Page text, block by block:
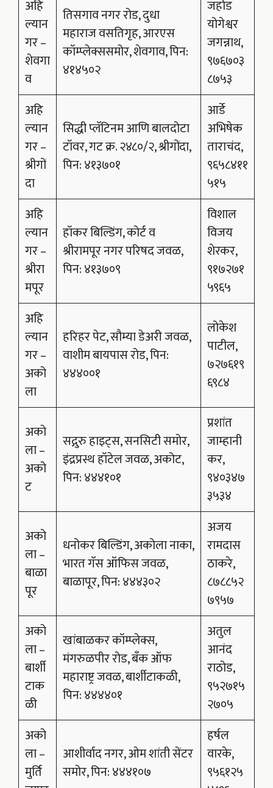
अहि
ल्यान
गर –
शेवगा
व
तिसगाव नगर रोड, दुधा
महाराज वसतिगृह, आरएस
कॉम्प्लेक्ससमोर, शेवगाव, पिन:
४१४५०२
जर्हाड
योगेश्वर
जगन्नाथ,
९७६७०३
८७५३
अहि
ल्यान
गर –
श्रीगों
दा
सिद्धी प्लॅटिनम आणि बालदोटा
टॉवर, गट क्र. २४८०/२, श्रीगोंदा,
पिन: ४१३७०१
आर्डे
अभिषेक
ताराचंद,
९६५८४११
५१५
अहि
ल्यान
गर –
श्रीरा
मपूर
हॉकर बिल्डिंग, कोर्ट व
श्रीरामपूर नगर परिषद जवळ,
पिन: ४१३७०९
विशाल
विजय
शेरकर,
९१७२७१
५९६५
अहि
ल्यान
गर –
अको
ला
हरिहर पेट, सौम्या डेअरी जवळ,
वाशीम बायपास रोड, पिन:
४४४००१
लोकेश
पाटील,
७२७६१९
६९८४
अको
ला –
अको
ट
सद्गुरु हाइट्स, सनसिटी समोर,
इंद्रप्रस्थ हॉटेल जवळ, अकोट,
पिन: ४४४१०१
प्रशांत
जाम्हानी
कर,
९४०३४७
३५३४
अको
ला –
बाळा
पूर
धनोकर बिल्डिंग, अकोला नाका,
भारत गॅस ऑफिस जवळ,
बाळापूर, पिन: ४४४३०२
अजय
रामदास
ठाकरे,
८७८८५२
७९५७
अको
ला –
बार्शी
टाक
ळी
खांबाळकर कॉम्प्लेक्स,
मंगरुळपीर रोड, बँक ऑफ
महाराष्ट्र जवळ, बार्शीटाकळी,
पिन: ४४४४०१
अतुल
आनंद
राठोड,
९५२७१५
२७०५
अको
ला –
मुर्ति
आशीर्वाद नगर, ओम शांती सेंटर
समोर, पिन: ४४४१०७
हर्षल
वारके,
९५६१२५